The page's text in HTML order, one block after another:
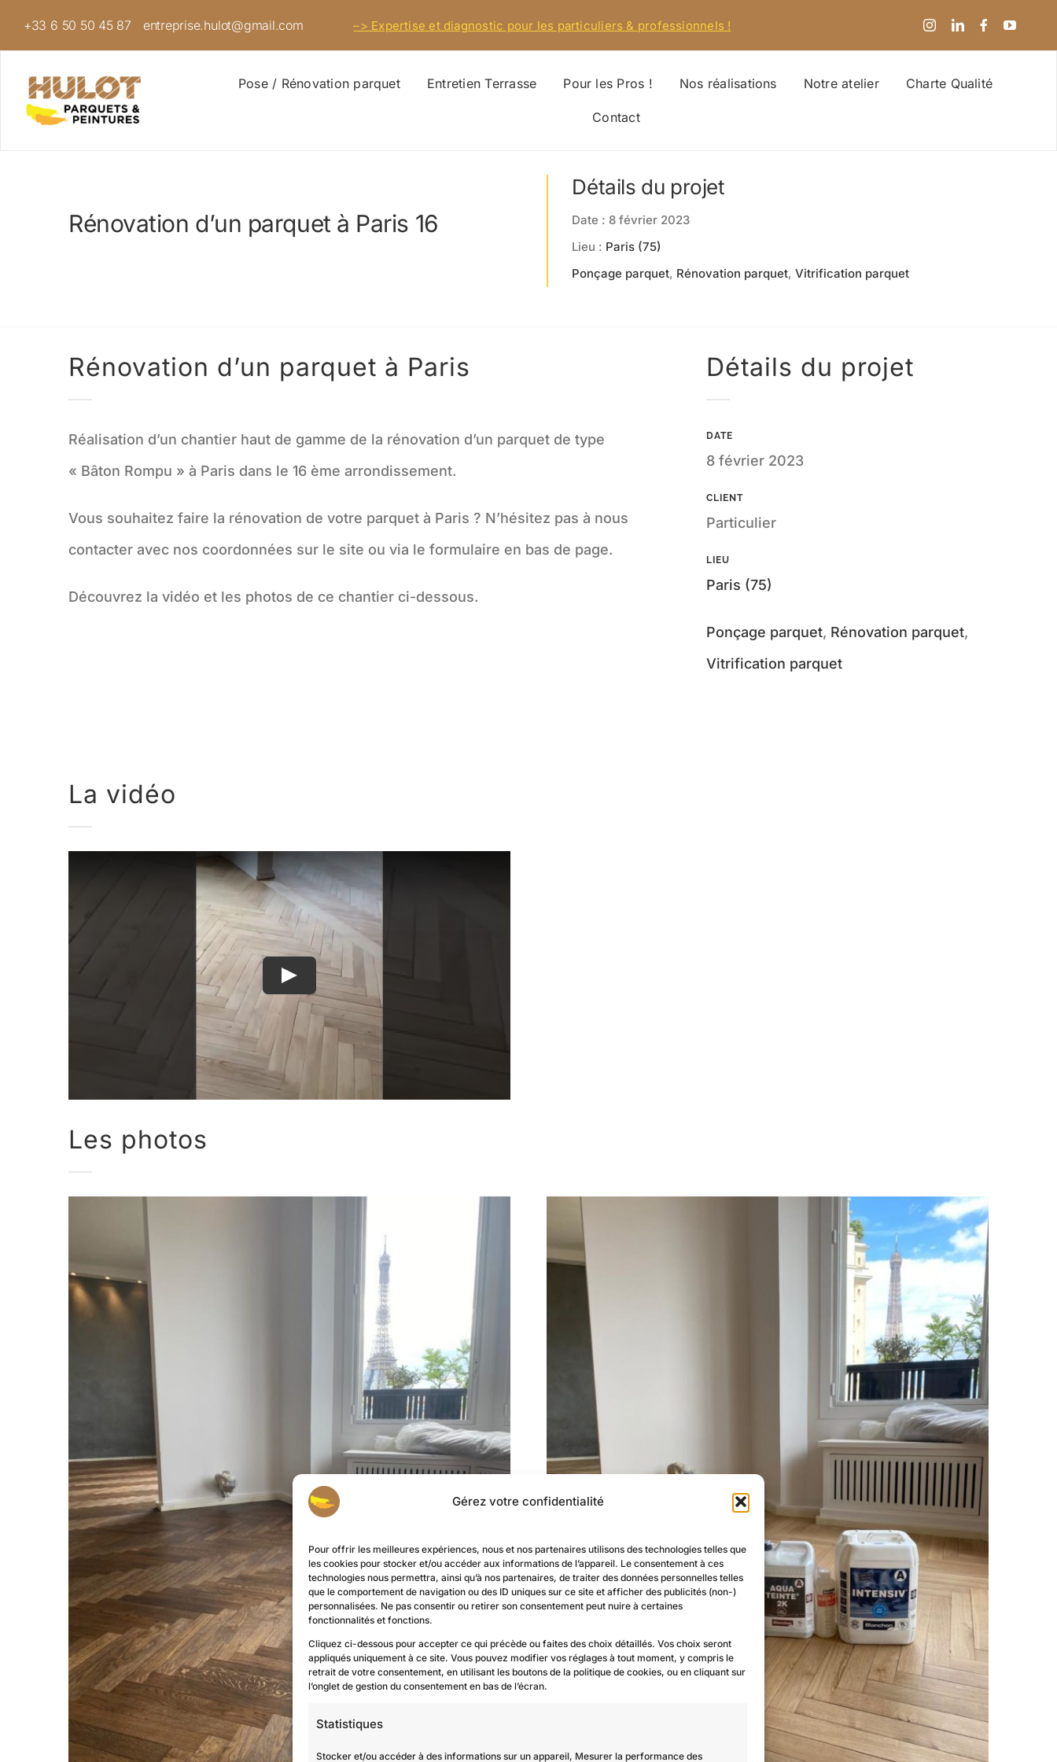
Gérez votre confidentialité
Pour offrir les meilleures expériences, nous et nos partenaires utilisons des technologies telles que
les cookies pour stocker et/ou accéder aux informations de l’appareil. Le consentement à ces
technologies nous permettra, ainsi qu’à nos partenaires, de traiter des données personnelles telles
que le comportement de navigation ou des ID uniques sur ce site et afficher des publicités (non-)
personnalisées. Ne pas consentir ou retirer son consentement peut nuire à certaines
fonctionnalités et fonctions.
Cliquez ci-dessous pour accepter ce qui précède ou faites des choix détaillés. Vos choix seront
appliqués uniquement à ce site. Vous pouvez modifier vos réglages à tout moment, y compris le
retrait de votre consentement, en utilisant les boutons de la politique de cookies, ou en cliquant sur
l’onglet de gestion du consentement en bas de l’écran.
Statistiques
Stocker et/ou accéder à des informations sur un appareil, Mesurer la performance des
+33 6 50 50 45 87 entreprise.hulot@gmail.com –> Expertise et diagnostic pour les particuliers & professionnels !
Pose / Rénovation parquet Entretien Terrasse Pour les Pros ! Nos réalisations Notre atelier Charte Qualité
Contact
Rénovation d’un parquet à Paris 16
Détails du projet
Date : 8 février 2023
Lieu : Paris (75)
Ponçage parquet, Rénovation parquet,Vitrification parquet
Rénovation d’un parquet à Paris
Réalisation d’un chantier haut de gamme de la rénovation d’un parquet de type
« Bâton Rompu » à Paris dans le 16 ème arrondissement.
Vous souhaitez faire la rénovation de votre parquet à Paris ? N’hésitez pas à nous
contacter avec nos coordonnées sur le site ou via le formulaire en bas de page.
Découvrez la vidéo et les photos de ce chantier ci-dessous.
Détails du projet
DATE
8 février 2023
CLIENT
Particulier
LIEU
Paris (75)
Ponçage parquet, Rénovation parquet,
Vitrification parquet
La vidéo
Les photos